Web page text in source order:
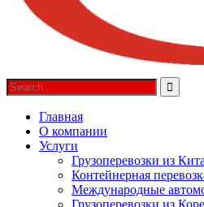
Главная
О компании
Услуги
Грузоперевозки из
Контейнерная
Международные
Грузоперевозки из